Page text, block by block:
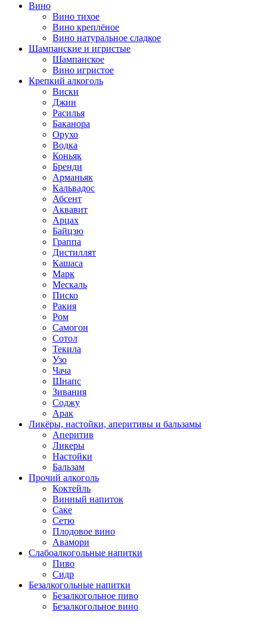
Вино
Вино тихое
Вино креплёное
Вино натуральное сладкое
Шампанские и игристые
Шампанское
Вино игристое
Крепкий алкоголь
Виски
Джин
Расилья
Баканора
Орухо
Водка
Коньяк
Бренди
Арманьяк
Кальвадос
Абсент
Аквавит
Арцах
Байцзю
Граппа
Дистиллят
Кашаса
Марк
Мескаль
Писко
Ракия
Ром
Самогон
Сотол
Текила
Узо
Чача
Шнапс
Зивания
Соджу
Арак
Ликёры, настойки, аперитивы и бальзамы
Аперитив
Ликеры
Настойки
Бальзам
Прочий алкоголь
Коктейль
Винный напиток
Саке
Сетю
Плодовое вино
Авамори
Слабоалкогольные напитки
Пиво
Сидр
Безалкогольные напитки
Безалкогольное пиво
Безалкогольное вино